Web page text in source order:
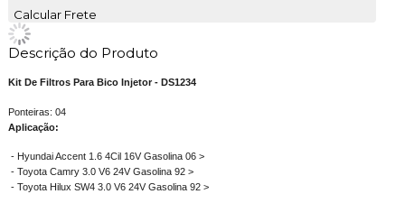
Calcular Frete
Descrição do Produto
Kit De Filtros Para Bico Injetor - DS1234
Ponteiras: 04
Aplicação:
- Hyundai Accent 1.6 4Cil 16V Gasolina 06 >
- Toyota Camry 3.0 V6 24V Gasolina 92 >
- Toyota Hilux SW4 3.0 V6 24V Gasolina 92 >